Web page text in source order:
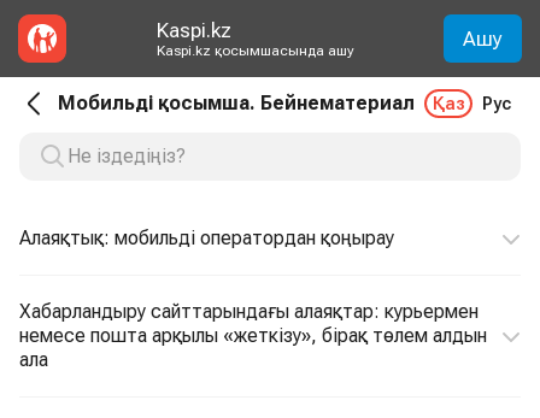
Kaspi.kz
Kaspi.kz қосымшасында ашу Ашу
Мобильді қосымша. Бейнематериал Қаз Рус
Алаяқтық: мобильді оператордан қоңырау
Хабарландыру сайттарындағы алаяқтар: курьермен
немесе пошта арқылы «жеткізу», бірақ төлем алдын
ала